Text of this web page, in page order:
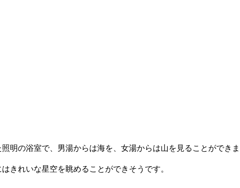
明の浴室で、男湯からは海を、女湯からは山を見ることができま
きれいな星空を眺めることができそうです。